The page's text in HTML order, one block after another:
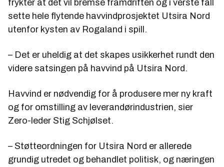
frykter at det vil bremse framdriften og i verste fall
sette hele flytende havvindprosjektet Utsira Nord
utenfor kysten av Rogaland i spill.
– Det er uheldig at det skapes usikkerhet rundt den
videre satsingen på havvind på Utsira Nord.
Havvind er nødvendig for å produsere mer ny kraft
og for omstilling av leverandørindustrien, sier
Zero-leder Stig Schjølset.
– Støtteordningen for Utsira Nord er allerede
grundig utredet og behandlet politisk, og næringen